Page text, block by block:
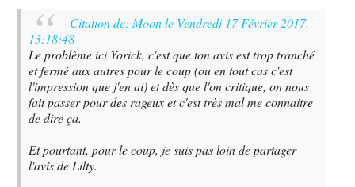
Citation de: Moon le Vendredi 17 Février 2017,
13:18:48
Le problème ici Yorick, c'est que ton avis est trop tranché
et fermé aux autres pour le coup (ou en tout cas c'est
l'impression que j'en ai) et dès que l'on critique, on nous
fait passer pour des rageux et c'est très mal me connaitre
de dire ça.
Et pourtant, pour le coup, je suis pas loin de partager
l'avis de Lilty.